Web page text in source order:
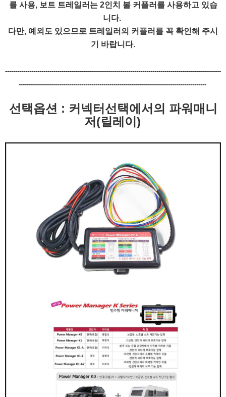
를 사용, 보트 트레일러는 2인치 볼 커플러를 사용하고 있습
니다.
다만, 예외도 있으므로 트레일러의 커플러를 꼭 확인해 주시
기 바랍니다.
-----------------------------------------------------------------------------------------------------------
---------------------------------------------------------------------------------------------
선택옵션 : 커넥터선택에서의 파워매니
저(릴레이)